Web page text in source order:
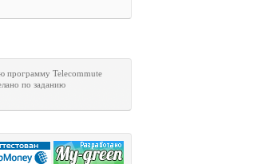
программу Telecommute
по заданию